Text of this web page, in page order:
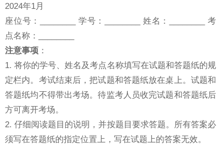
2024年1月
座位号：________ 学号：________ 姓名：________ 考
点名称：________
注意事项 ：
1. 将你的学号、姓名及考点名称填写在试题和答题纸的规
定栏内。考试结束后，把试题和答题纸放在桌上。试题和
答题纸均不得带出考场。待监考人员收完试题和答题纸后
方可离开考场。
2. 仔细阅读题目的说明，并按题目要求答题。所有答案必
须写在答题纸的指定位置上，写在试题上的答案无效。